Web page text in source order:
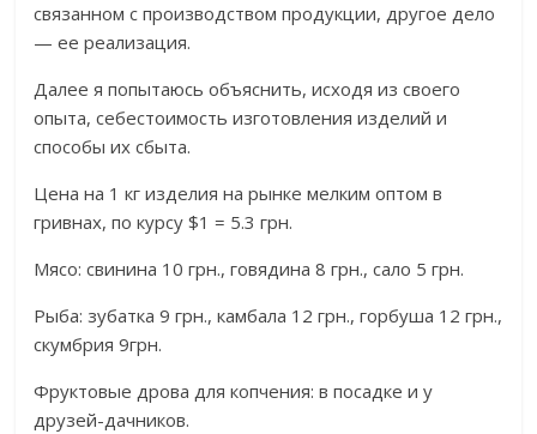
связанном с производством продукции, другое дело
— ее реализация.
Далее я попытаюсь объяснить, исходя из своего
опыта, себестоимость изготовления изделий и
способы их сбыта.
Цена на 1 кг изделия на рынке мелким оптом в
гривнах, по курсу $1 = 5.3 грн.
Мясо: свинина 10 грн., говядина 8 грн., сало 5 грн.
Рыба: зубатка 9 грн., камбала 12 грн., горбуша 12 грн.,
скумбрия 9грн.
Фруктовые дрова для копчения: в посадке и у
друзей-дачников.